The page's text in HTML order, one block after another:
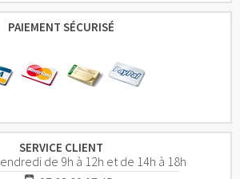
PAIEMENT SÉCURISÉ
SERVICE CLIENT
de 9h à 12h et de 14h à 18h